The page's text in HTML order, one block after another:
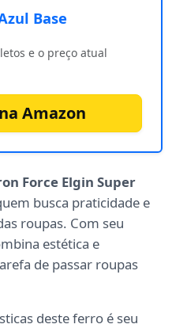
Base
e o preço atual
Amazon
Force Elgin Super
busca praticidade e
roupas. Com seu
estética e
de passar roupas
deste ferro é seu